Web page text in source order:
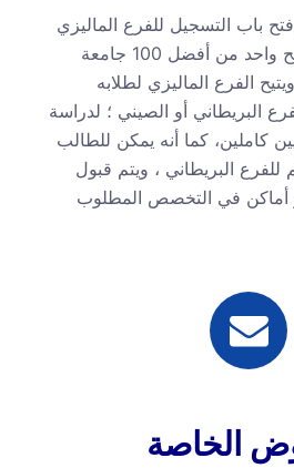
، تم فتح باب التسجيل للفرع الماليزي
لجامعة نوتنغهام، لتصبح واحد من أفضل 100 جامعة
الفرع الماليزي لطلابه
البريطاني أو الصيني ؛ لدراسة
كاملين، كما أنه يمكن للطالب
البريطاني ، ويتم قبول
أماكن في التخصص المطلوب
الخاصة